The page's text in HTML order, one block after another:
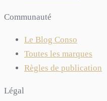
Communauté
Le Blog Conso
Toutes les marques
Règles de publication
Légal